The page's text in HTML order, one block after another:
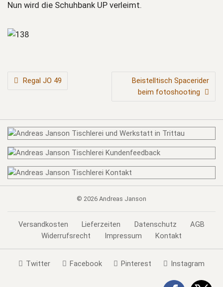
Nun wird die Schuhbank UP verleimt.
BEITRAGSNAVIGATIONRegal JO 49
Beistelltisch Spacerider
beim fotoshooting
© 2026 Andreas Janson
Versandkosten Lieferzeiten Datenschutz
AGB
Widerrufsrecht
Impressum Kontakt
Twitter Facebook Pinterest Instagram